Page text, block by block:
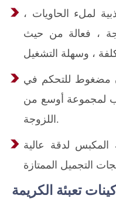
لملء الحاويات ،
، فعالة من حيث
مضغوط للتحكم في
لمجموعة أوسع من
اللزوجة.
لدقة عالية
تعبئة الكريمة